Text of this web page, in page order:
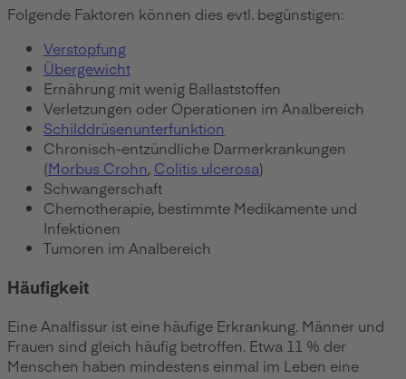
Folgende Faktoren können dies evtl. begünstigen:
Verstopfung
Übergewicht
Ernährung mit wenig Ballaststoffen
Verletzungen oder Operationen im Analbereich
Schilddrüsenunterfunktion
Chronisch-entzündliche Darmerkrankungen
(Morbus Crohn, Colitis ulcerosa)
Schwangerschaft
Chemotherapie, bestimmte Medikamente und
Infektionen
Tumoren im Analbereich
Häufigkeit
Eine Analfissur ist eine häufige Erkrankung. Männer und
Frauen sind gleich häufig betroffen. Etwa 11 % der
Menschen haben mindestens einmal im Leben eine